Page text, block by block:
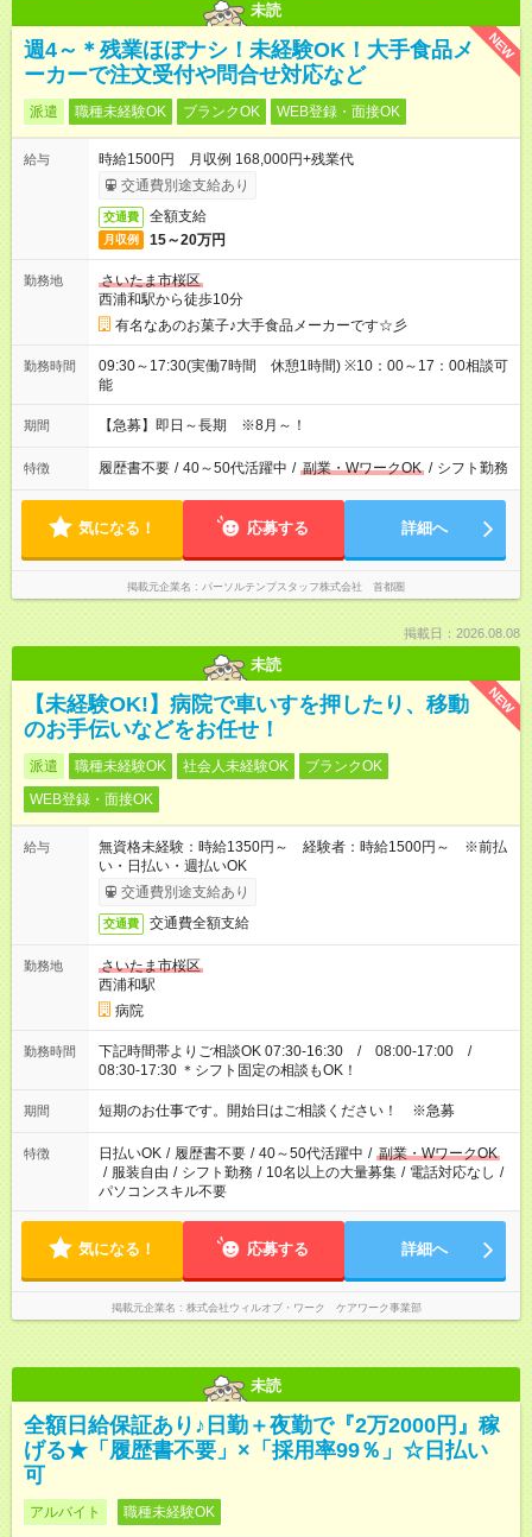
未読
NEW
週4～＊残業ほぼナシ！未経験OK！大手食品メ
ーカーで注文受付や問合せ対応など
派遣 職種未経験OK ブランクOK WEB登録・面接OK
給与
時給1500円 月収例 168,000円+残業代
交通費別途支給あり
交通費 全額支給
月収例 15～20万円
勤務地
さいたま市桜区
西浦和駅から徒歩10分
有名なあのお菓子♪大手食品メーカーです☆彡
勤務時間
09:30～17:30(実働7時間 休憩1時間) ※10：00～17：00相談可
能
期間 【急募】即日～長期 ※8月～！
特徴 履歴書不要 / 40～50代活躍中 / 副業・WワークOK / シフト勤務
気になる！ 応募する 詳細へ
掲載元企業名 パーソルテンプスタッフ株式会社 首都圏
掲載日：2026.08.08
未読
NEW
【未経験OK!】病院で車いすを押したり、移動
のお手伝いなどをお任せ！
派遣 職種未経験OK 社会人未経験OK
ブランクOK
WEB登録・面接OK
給与
無資格未経験：時給1350円～ 経験者：時給1500円～ ※前払
い・日払い・週払いOK
交通費別途支給あり
交通費 交通費全額支給
勤務地
さいたま市桜区
西浦和駅
病院
勤務時間
下記時間帯よりご相談OK 07:30-16:30 / 08:00-17:00 /
08:30-17:30 ＊シフト固定の相談もOK！
期間 短期のお仕事です。開始日はご相談ください！ ※急募
特徴 日払いOK / 履歴書不要 / 40～50代活躍中 / 副業・WワークOK
/ 服装自由 / シフト勤務 / 10名以上の大量募集 / 電話対応なし /
パソコンスキル不要
気になる！ 応募する 詳細へ
掲載元企業名 株式会社ウィルオブ・ワーク ケアワーク事業部
未読
全額日給保証あり♪日勤＋夜勤で『2万2000円』稼
げる★「履歴書不要」×「採用率99％」☆日払い
可
アルバイト 職種未経験OK